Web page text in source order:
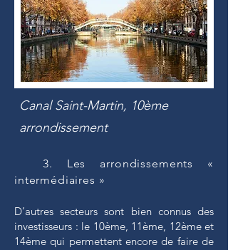
Canal Saint-Martin, 10ème
arrondissement
3. Les arrondissements «
intermédiaires »
D’autres secteurs sont bien connus des
investisseurs : le 10ème, 11ème, 12ème et
14ème qui permettent encore de faire de